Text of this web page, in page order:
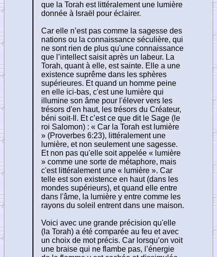
que la Torah est littéralement une lumière
donnée à Israël pour éclairer.
Car elle n’est pas comme la sagesse des
nations ou la connaissance séculière, qui
ne sont rien de plus qu'une connaissance
que l’intellect saisit après un labeur. La
Torah, quant à elle, est sainte. Elle a une
existence suprême dans les sphères
supérieures. Et quand un homme peine
en elle ici-bas, c'est une lumière qui
illumine son âme pour l'élever vers les
trésors d'en haut, les trésors du Créateur,
béni soit-Il. Et c’est ce que dit le Sage (le
roi Salomon) : « Car la Torah est lumière
» (Proverbes 6:23), littéralement une
lumière, et non seulement une sagesse.
Et non pas qu'elle soit appelée « lumière
» comme une sorte de métaphore, mais
c'est littéralement une « lumière ». Car
telle est son existence en haut (dans les
mondes supérieurs), et quand elle entre
dans l'âme, la lumière y entre comme les
rayons du soleil entrent dans une maison.
Voici avec une grande précision qu'elle
(la Torah) a été comparée au feu et avec
un choix de mot précis. Car lorsqu’on voit
une braise qui ne flambe pas, l’énergie